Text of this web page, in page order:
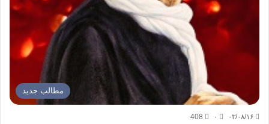
مطالب جدید
۰۳/۰۸/۱۶ ۰ 408